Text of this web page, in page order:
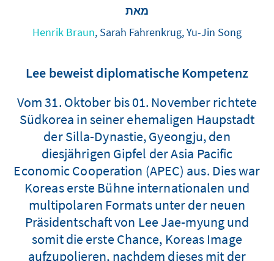
מאת
Henrik Braun, Sarah Fahrenkrug, Yu-Jin Song
Lee beweist diplomatische Kompetenz
Vom 31. Oktober bis 01. November richtete
Südkorea in seiner ehemaligen Haupstadt
der Silla-Dynastie, Gyeongju, den
diesjährigen Gipfel der Asia Pacific
Economic Cooperation (APEC) aus. Dies war
Koreas erste Bühne internationalen und
multipolaren Formats unter der neuen
Präsidentschaft von Lee Jae-myung und
somit die erste Chance, Koreas Image
aufzupolieren, nachdem dieses mit der